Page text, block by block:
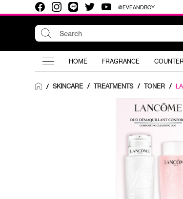
@EVEANDBOY
HOME FRAGRANCE
/ SKINCARE / TREATMENTS / TONER /